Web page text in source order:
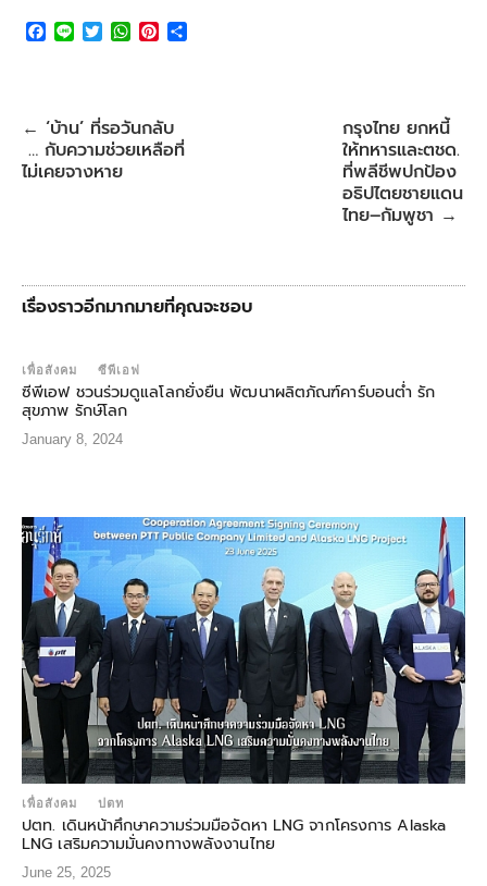
o
o
k
e
r
W
A
p
r
e
← ‘บ้าน’ ที่รอวันกลับ
… กับความช่วยเหลือที่
ไม่เคยจางหาย
กรุงไทย ยกหนี้
ให้ทหารและตชด.
ที่พลีชีพปกป้อง
อธิปไตยชายแดน
ไทย–กัมพูชา →
เรื่องราวอีกมากมายที่คุณจะชอบ
เพื่อสังคม ซีพีเอฟ
ซีพีเอฟ ชวนร่วมดูแลโลกยั่งยืน พัฒนาผลิตภัณฑ์คาร์บอนต่ำ รัก
สุขภาพ รักษ์โลก
January 8, 2024
เพื่อสังคม ปตท
ปตท. เดินหน้าศึกษาความร่วมมือจัดหา LNG จากโครงการ Alaska
LNG เสริมความมั่นคงทางพลังงานไทย
June 25, 2025